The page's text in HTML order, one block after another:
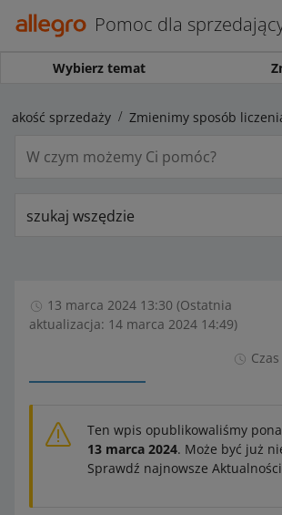
Pomoc dla
Wybierz temat
Jakość sprzedaży
szukaj wszędzie
13 marca 2024 13:30 (Ostatnia
aktualizacja: 14 marca 2024 14:49)
Ten wpis opublikowaliśmy
13 marca 2024. Może być już
Sprawdź najnowsze